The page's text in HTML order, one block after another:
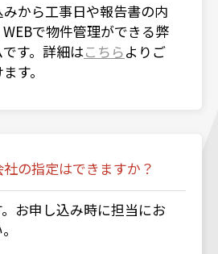
から工事日や報告書の内
で物件管理ができる弊
す。詳細はこちらよりご
す。
の指定はできますか？
お申し込み時に担当にお